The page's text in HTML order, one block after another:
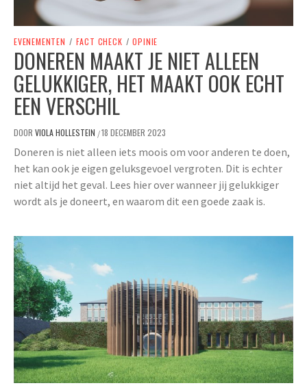
EVENEMENTEN / FACT CHECK / OPINIE
DONEREN MAAKT JE NIET ALLEEN
GELUKKIGER, HET MAAKT OOK ECHT
EEN VERSCHIL
DOOR VIOLA HOLLESTEIN /18 DECEMBER 2023
Doneren is niet alleen iets moois om voor anderen te doen,
het kan ook je eigen geluksgevoel vergroten. Dit is echter
niet altijd het geval. Lees hier over wanneer jij gelukkiger
wordt als je doneert, en waarom dit een goede zaak is.